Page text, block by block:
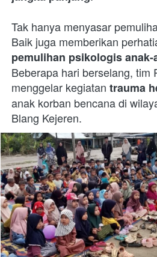
Tak hanya menyasar
pemulihan psikologis
Beberapa hari berselang, tim
menggelar kegiatan trauma
anak korban bencana di
Blang Kejeren.